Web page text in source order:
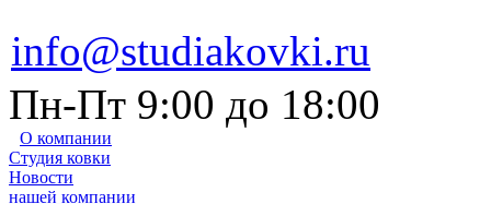
info@studiakovki.ru
Пн-Пт 9:00 до 18:00
О компании
Студия ковки
Новости
нашей компании